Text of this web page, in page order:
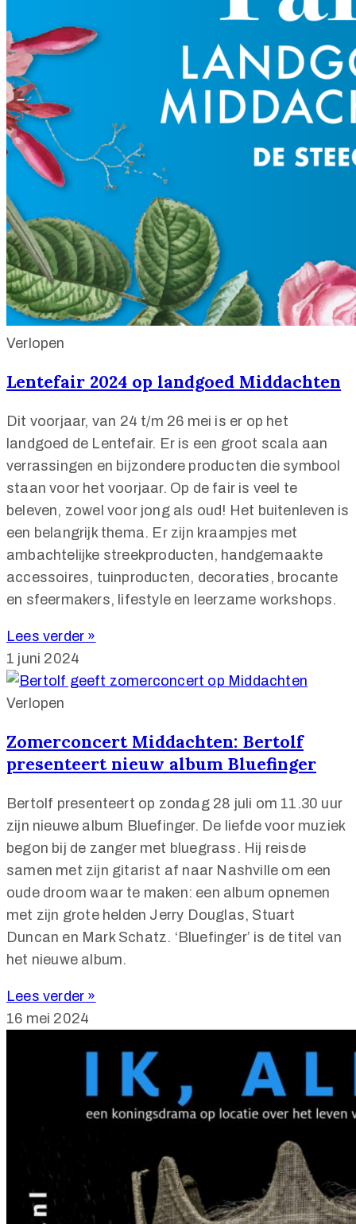
Verlopen
Lentefair 2024 op landgoed Middachten
Dit voorjaar, van 24 t/m 26 mei is er op het
landgoed de Lentefair. Er is een groot scala aan
verrassingen en bijzondere producten die symbool
staan voor het voorjaar. Op de fair is veel te
beleven, zowel voor jong als oud! Het buitenleven is
een belangrijk thema. Er zijn kraampjes met
ambachtelijke streekproducten, handgemaakte
accessoires, tuinproducten, decoraties, brocante
en sfeermakers, lifestyle en leerzame workshops.
Lees verder »
1 juni 2024
Verlopen
Zomerconcert Middachten: Bertolf
presenteert nieuw album Bluefinger
Bertolf presenteert op zondag 28 juli om 11.30 uur
zijn nieuwe album Bluefinger. De liefde voor muziek
begon bij de zanger met bluegrass. Hij reisde
samen met zijn gitarist af naar Nashville om een
oude droom waar te maken: een album opnemen
met zijn grote helden Jerry Douglas, Stuart
Duncan en Mark Schatz. ‘Bluefinger’ is de titel van
het nieuwe album.
Lees verder »
16 mei 2024